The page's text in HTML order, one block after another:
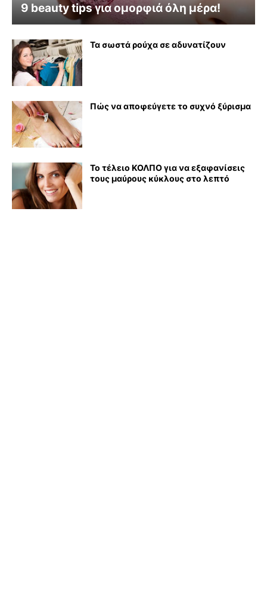
9 beauty tips για ομορφιά όλη μέρα!
Τα σωστά ρούχα σε αδυνατίζουν
Πώς να αποφεύγετε το συχνό ξύρισμα
Το τέλειο ΚΟΛΠΟ για να εξαφανίσεις
τους μαύρους κύκλους στο λεπτό